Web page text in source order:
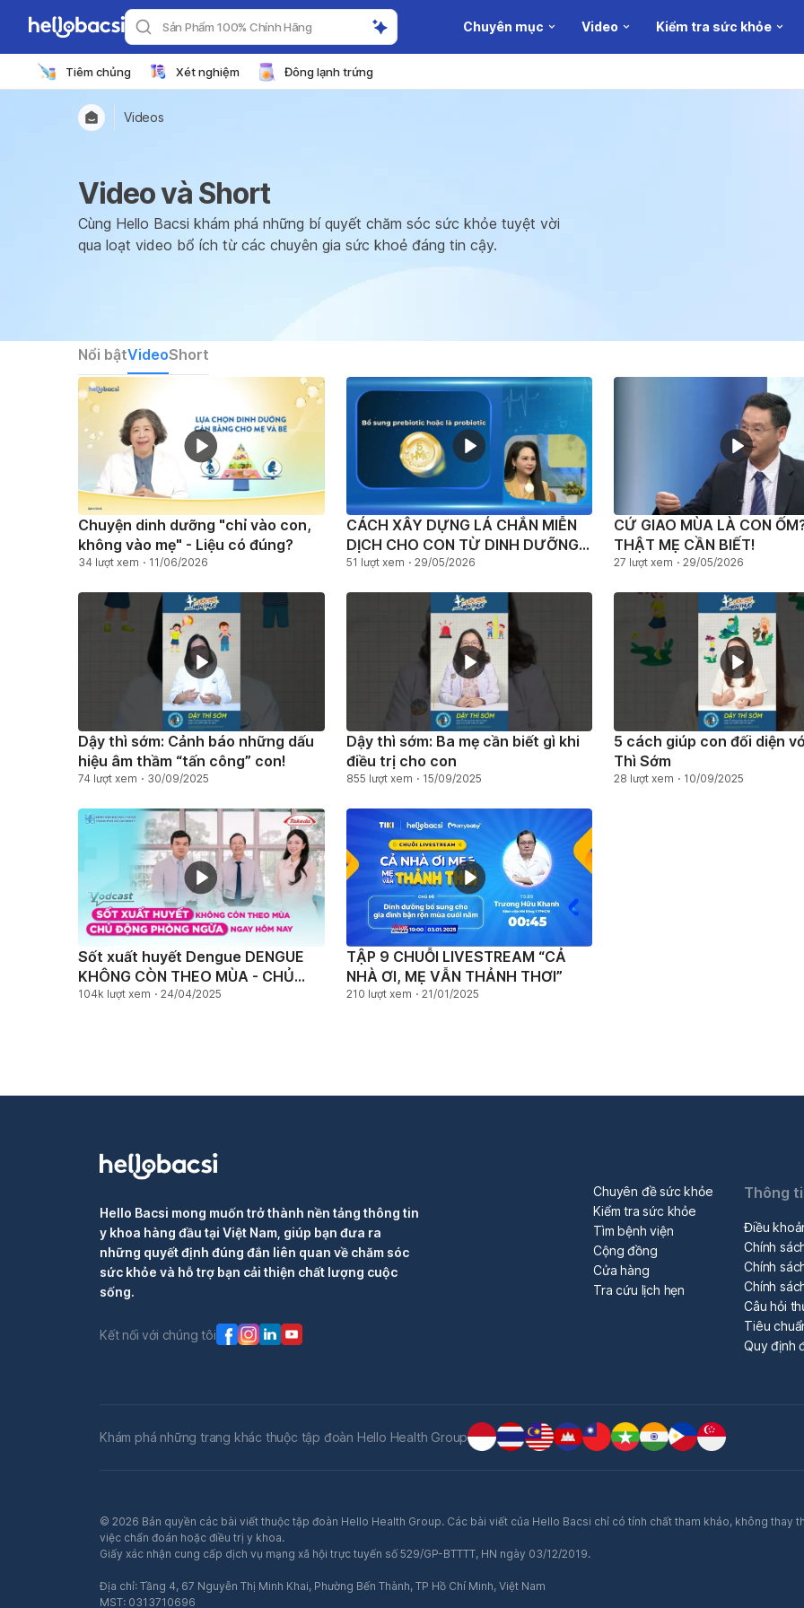
Sản Phẩm 100% Chính Hãng Chuyên mục Video Kiểm tra sức khỏe
Tiêm chủng Xét nghiệm Đông lạnh trứng
Videos
Video và Short
Cùng Hello Bacsi khám phá những bí quyết chăm sóc sức khỏe tuyệt vời
qua loạt video bổ ích từ các chuyên gia sức khoẻ đáng tin cậy.
Nổi bậtVideoShort
Chuyện dinh dưỡng "chỉ vào con,
không vào mẹ" - Liệu có đúng?
34 lượt xem 11/06/2026
CÁCH XÂY DỰNG LÁ CHẮN MIỄN
DỊCH CHO CON TỪ DINH DƯỠNG
HÀNG NGÀY
51 lượt xem 29/05/2026
CỨ GIAO MÙA LÀ CON
THẬT MẸ CẦN BIẾT!
27 lượt xem 29/05/2026
Dậy thì sớm: Cảnh báo những dấu
hiệu âm thầm “tấn công” con!
74 lượt xem 30/09/2025
Dậy thì sớm: Ba mẹ cần biết gì khi
điều trị cho con
855 lượt xem 15/09/2025
5 cách giúp con đối diện
Thì Sớm
28 lượt xem 10/09/2025
Sốt xuất huyết Dengue DENGUE
KHÔNG CÒN THEO MÙA - CHỦ
ĐỘNG PHÒNG NGỪA NGAY HÔM
104k lượt xem 24/04/2025
TẬP 9 CHUỖI LIVESTREAM “CẢ
NHÀ ƠI, MẸ VẪN THẢNH THƠI”
210 lượt xem 21/01/2025
Hello Bacsi mong muốn trở thành nền tảng thông tin
y khoa hàng đầu tại Việt Nam, giúp bạn đưa ra
những quyết định đúng đắn liên quan về chăm sóc
sức khỏe và hỗ trợ bạn cải thiện chất lượng cuộc
sống.
Kết nối với chúng tôi
Chuyên đề sức khỏe
Kiểm tra sức khỏe
Tìm bệnh viện
Cộng đồng
Cửa hàng
Tra cứu lịch hẹn
Thông
Điều
Chính
Chính
Chính
Câu hỏi
Tiêu
Quy định
Khám phá những trang khác thuộc tập đoàn Hello Health Group
© 2026 Bản quyền các bài viết thuộc tập đoàn Hello Health Group. Các bài viết của Hello Bacsi chỉ có tính chất tham khảo, không thay
việc chẩn đoán hoặc điều trị y khoa.
Giấy xác nhận cung cấp dịch vụ mạng xã hội trực tuyến số 529/GP-BTTTT, HN ngày 03/12/2019.
Địa chỉ: Tầng 4, 67 Nguyễn Thị Minh Khai, Phường Bến Thành, TP Hồ Chí Minh, Việt Nam
MST: 0313710696